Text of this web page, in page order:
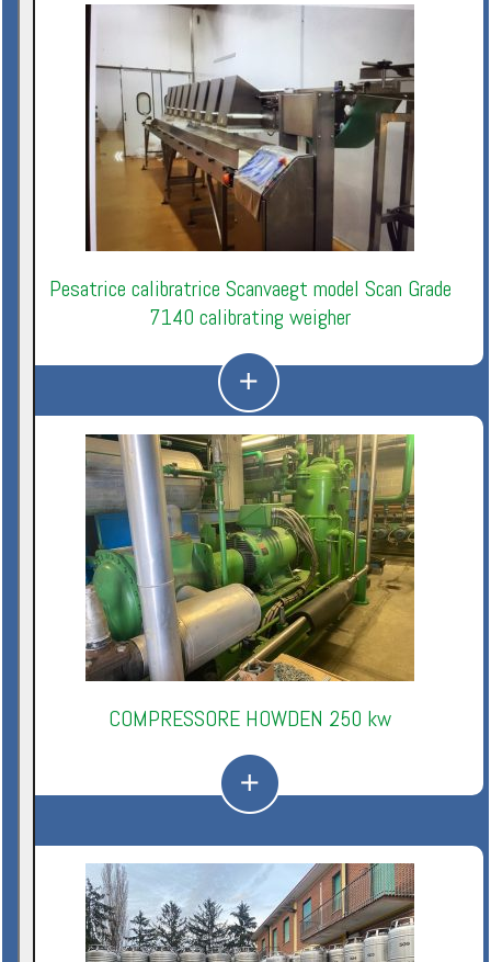
Pesatrice calibratrice Scanvaegt model Scan Grade
7140 calibrating weigher
COMPRESSORE HOWDEN 250 kw